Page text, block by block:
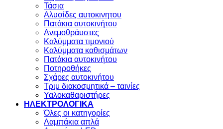
Τάσια
Αλυσίδες αυτοκινητου
Πατάκια αυτοκινήτου
Ανεμοθράυστες
Καλύμματα τιμονιού
Καλύμματα καθισμάτων
Πατάκια αυτοκινήτου
Ποτηροθήκες
Σχάρες αυτοκινήτου
Τριμ διακοσμητικά – ταινίες
Υαλοκαθαριστήρες
ΗΛΕΚΤΡΟΛΟΓΙΚΑ
Όλες οι κατηγορίες
Λαμπάκια απλά